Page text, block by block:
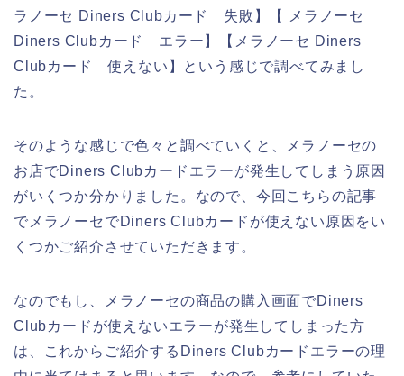
ラノーセ Diners Clubカード 失敗】【 メラノーセ
Diners Clubカード エラー】【メラノーセ Diners
Clubカード 使えない】という感じで調べてみまし
た。
そのような感じで色々と調べていくと、メラノーセの
お店でDiners Clubカードエラーが発生してしまう原因
がいくつか分かりました。なので、今回こちらの記事
でメラノーセでDiners Clubカードが使えない原因をい
くつかご紹介させていただきます。
なのでもし、メラノーセの商品の購入画面でDiners
Clubカードが使えないエラーが発生してしまった方
は、これからご紹介するDiners Clubカードエラーの理